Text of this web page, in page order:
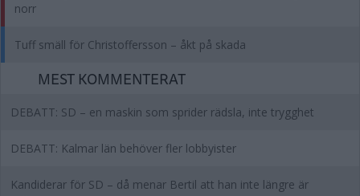
norr
Tuff smäll för Christoffersson – åkt på skada
MEST KOMMENTERAT
DEBATT: SD – en maskin som sprider rädsla, inte trygghet
DEBATT: Kalmar län behöver fler lobbyister
Kandiderar för SD – då menar Bertil att han inte längre är